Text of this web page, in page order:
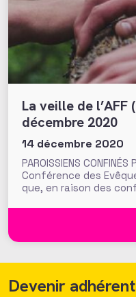
La veille de l’AFF (pas si anodins) du 11
décembre 2020
14 décembre 2020
PAROISSIENS CONFINÉS
Conférence des
que, en raison des
2020 (perte estimée à
de ses ressources
Devenir adhérent